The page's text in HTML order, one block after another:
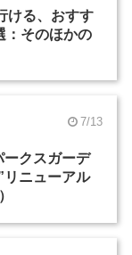
ける、おすす
：そのほかの
7/13
ークスガーデ
リニューアル